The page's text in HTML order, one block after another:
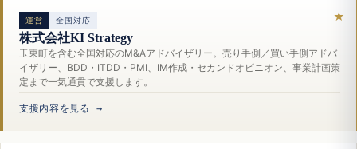
運営 全国対応
株式会社KI Strategy
玉東町を含む全国対応のM&Aアドバイザリー。売り手側／買い手側アドバ
イザリー、BDD・ITDD・PMI、IM作成・セカンドオピニオン、事業計画策
定まで一気通貫で支援します。
支援内容を見る →